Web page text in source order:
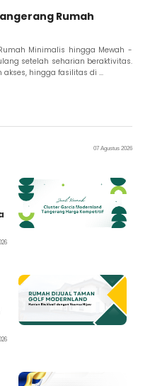
Rumah
Minimalis hingga Mewah -
setelah seharian beraktivitas.
hingga fasilitas di ...
07 Agustus 2026